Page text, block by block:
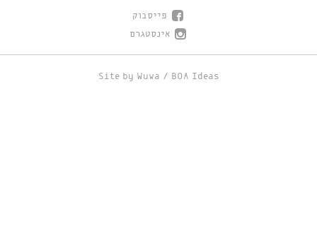
פייסבוק
אינסטגרם
Site by Wuwa / BOA Ideas